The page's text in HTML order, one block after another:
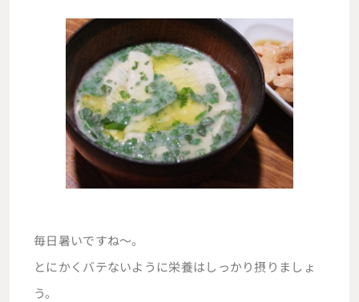
毎日暑いですね～。
とにかくバテないように栄養はしっかり摂りましょ
う。